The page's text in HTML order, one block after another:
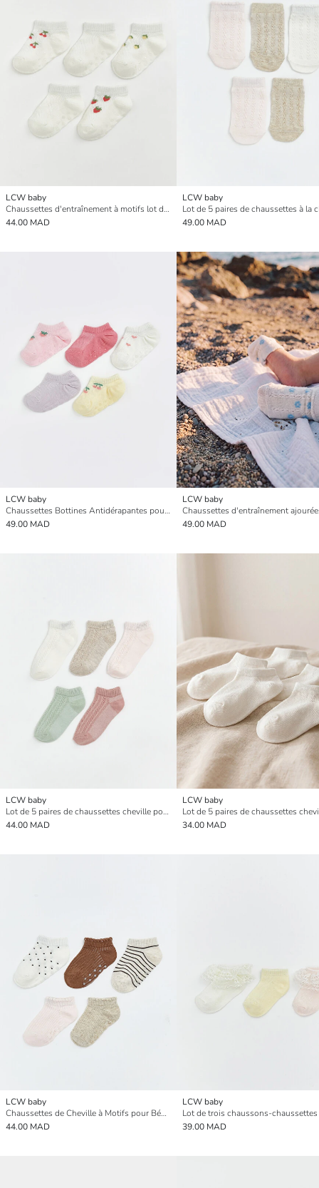
LCW baby
Chaussettes d'entraînement à motifs lot de 5 pour bébé fille
44.00 MAD
LCW baby
49.00 MAD
LCW baby
Chaussettes Bottines Antidérapantes pour Bébés Filles - Lot de 5
49.00 MAD
LCW baby
49.00 MAD
LCW baby
Lot de 5 paires de chaussettes cheville pour bébé fille
44.00 MAD
LCW baby
34.00 MAD
LCW baby
Chaussettes de Cheville à Motifs pour Bébé Filles Lot de 5
44.00 MAD
LCW baby
39.00 MAD